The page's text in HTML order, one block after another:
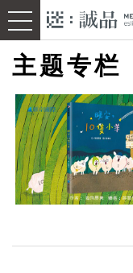
主题专栏